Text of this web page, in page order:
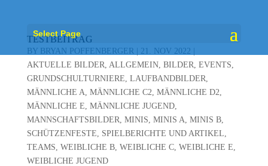
Select Page
TESTBEITRAG
BY BRYAN POFFENBERGER 21. NOV 2022
AKTUELLE BILDER, ALLGEMEIN, BILDER, EVENTS,
GRUNDSCHULTURNIERE, LAUFBANDBILDER,
MÄNNLICHE A, MÄNNLICHE C2, MÄNNLICHE D2,
MÄNNLICHE E, MÄNNLICHE JUGEND,
MANNSCHAFTSBILDER, MINIS, MINIS A, MINIS B,
SCHÜTZENFESTE, SPIELBERICHTE UND ARTIKEL,
TEAMS, WEIBLICHE B, WEIBLICHE C, WEIBLICHE E,
WEIBLICHE JUGEND